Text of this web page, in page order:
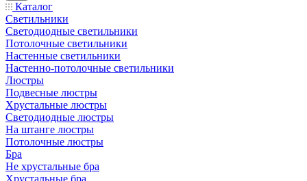
Каталог
Светильники
Светодиодные светильники
Потолочные светильники
Настенные светильники
Настенно-потолочные светильники
Люстры
Подвесные люстры
Хрустальные люстры
Светодиодные люстры
На штанге люстры
Потолочные люстры
Бра
Не хрустальные бра
Хрустальные бра